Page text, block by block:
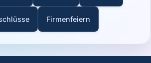
Firmenfeiern